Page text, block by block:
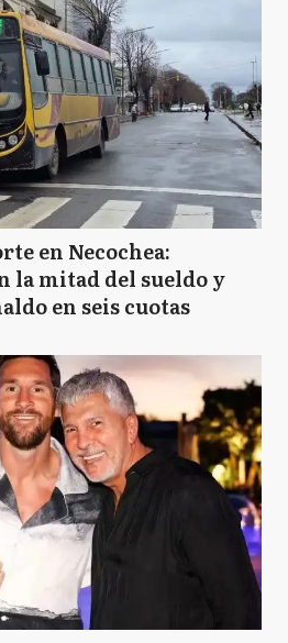
en Necochea:
la mitad del sueldo y
en seis cuotas